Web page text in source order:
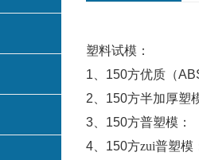
塑料试模：
1
150方优质（
2
150方半加厚塑
3
150方普塑模：
4
150方zui普塑模